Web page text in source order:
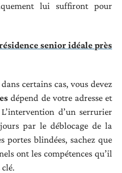
lui suffiront pour
senior idéale près
certains cas, vous devez
dépend de votre adresse et
d’un serrurier
par le déblocage de la
portes blindées, sachez que
ont les compétences qu’il